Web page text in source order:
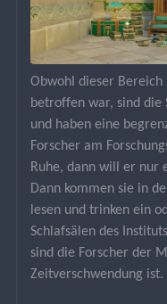
Obwohl dieser Bereich
betroffen war, sind die
und haben eine
Forscher am
Ruhe, dann will er nur
Dann kommen sie in
lesen und trinken ein
Schlafsälen des
sind die Forscher der
Zeitverschwendung ist.